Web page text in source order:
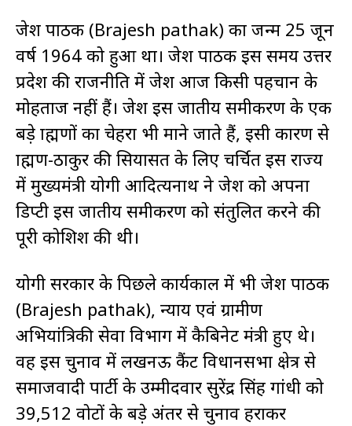
ब्रजेश पाठक (Brajesh pathak) का जन्म 25 जून
वर्ष 1964 को हुआ था। ब्रजेश पाठक इस समय उत्तर
प्रदेश की राजनीति में ब्रजेश आज किसी पहचान के
मोहताज नहीं हैं। ब्रजेश इस जातीय समीकरण के एक
बड़े ब्राह्मणों का चेहरा भी माने जाते हैं, इसी कारण से
ब्राह्मण-ठाकुर की सियासत के लिए चर्चित इस राज्य
में मुख्यमंत्री योगी आदित्यनाथ ने ब्रजेश को अपना
डिप्टी इस जातीय समीकरण को संतुलित करने की
पूरी कोशिश की थी।
योगी सरकार के पिछले कार्यकाल में भी ब्रजेश पाठक
(Brajesh pathak), न्याय एवं ग्रामीण
अभियांत्रिकी सेवा विभाग में कैबिनेट मंत्री हुए थे।
वह इस चुनाव में लखनऊ कैंट विधानसभा क्षेत्र से
समाजवादी पार्टी के उम्मीदवार सुरेंद्र सिंह गांधी को
39,512 वोटों के बड़े अंतर से चुनाव हराकर